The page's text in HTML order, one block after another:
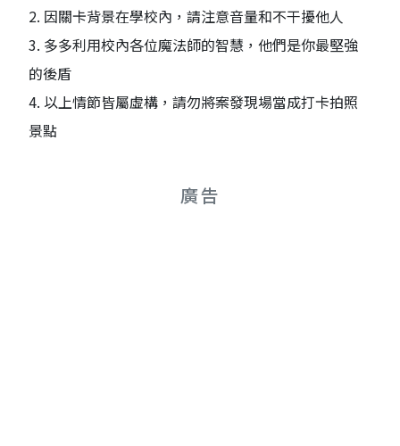
2. 因關卡背景在學校內，請注意音量和不干擾他人
3. 多多利用校內各位魔法師的智慧，他們是你最堅強
的後盾
4. 以上情節皆屬虛構，請勿將案發現場當成打卡拍照
景點
廣告